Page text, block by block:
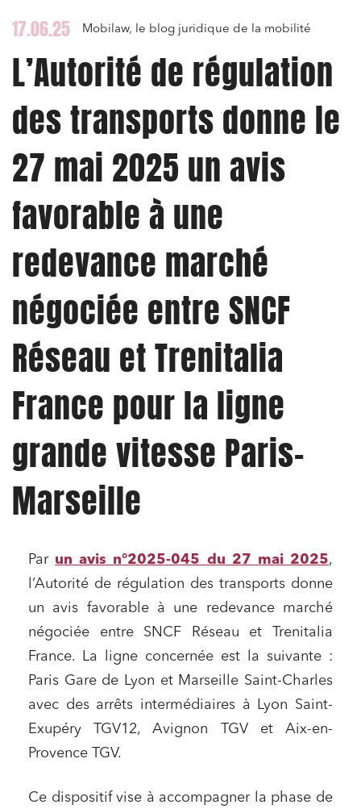
17.06.25 Mobilaw, le blog juridique de la mobilité
L’Autorité de régulation
des transports donne le
27 mai 2025 un avis
favorable à une
redevance marché
négociée entre SNCF
Réseau et Trenitalia
France pour la ligne
grande vitesse Paris-
Marseille
Par un avis n°2025-045 du 27 mai 2025,
l’Autorité de régulation des transports donne
un avis favorable à une redevance marché
négociée entre SNCF Réseau et Trenitalia
France. La ligne concernée est la suivante :
Paris Gare de Lyon et Marseille Saint-Charles
avec des arrêts intermédiaires à Lyon Saint-
Exupéry TGV12, Avignon TGV et Aix-en-
Provence TGV.
Ce dispositif vise à accompagner la phase de